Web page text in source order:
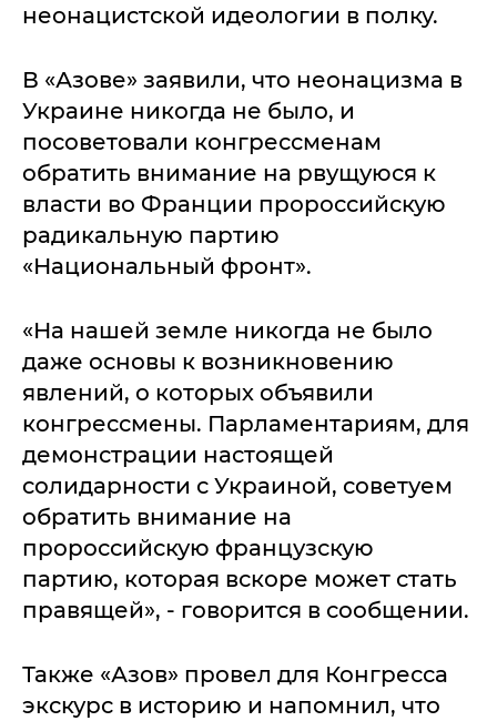
неонацистской идеологии в полку.
В «Азове» заявили, что неонацизма в
Украине никогда не было, и
посоветовали конгрессменам
обратить внимание на рвущуюся к
власти во Франции пророссийскую
радикальную партию
«Национальный фронт».
«На нашей земле никогда не было
даже основы к возникновению
явлений, о которых объявили
конгрессмены. Парламентариям, для
демонстрации настоящей
солидарности с Украиной, советуем
обратить внимание на
пророссийскую французскую
партию, которая вскоре может стать
правящей», - говорится в сообщении.
Также «Азов» провел для Конгресса
экскурс в историю и напомнил, что